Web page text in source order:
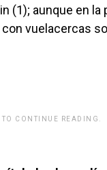
(1); aunque en
vuelacercas
TO CONTINUE READING.